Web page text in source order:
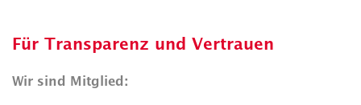
Für Transparenz und Vertrauen
Wir sind Mitglied: